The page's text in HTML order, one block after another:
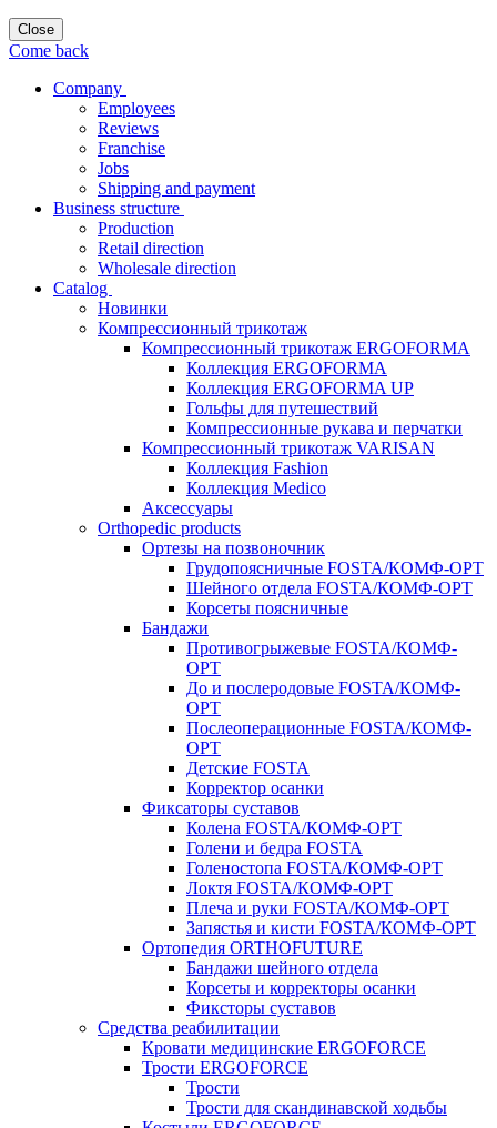
Close
Come back
Company
Employees
Reviews
Franchise
Jobs
Shipping and payment
Business structure
Production
Retail direction
Wholesale direction
Catalog
Новинки
Компрессионный трикотаж
Компрессионный трикотаж ERGOFORMA
Коллекция ERGOFORMA
Коллекция ERGOFORMA UP
Гольфы для путешествий
Компрессионные рукава и перчатки
Компрессионный трикотаж VARISAN
Коллекция Fashion
Коллекция Medico
Аксессуары
Orthopedic products
Ортезы на позвоночник
Грудопоясничные FOSTA/КОМФ-ОРТ
Шейного отдела FOSTA/КОМФ-ОРТ
Корсеты поясничные
Бандажи
Противогрыжевые FOSTA/КОМФ-
ОРТ
До и послеродовые FOSTA/КОМФ-
ОРТ
Послеоперационные FOSTA/КОМФ-
ОРТ
Детские FOSTA
Корректор осанки
Фиксаторы суставов
Колена FOSTA/КОМФ-ОРТ
Голени и бедра FOSTA
Голеностопа FOSTA/КОМФ-ОРТ
Локтя FOSTA/КОМФ-ОРТ
Плеча и руки FOSTA/КОМФ-ОРТ
Запястья и кисти FOSTA/КОМФ-ОРТ
Ортопедия ORTHOFUTURE
Бандажи шейного отдела
Корсеты и корректоры осанки
Фиксторы суставов
Средства реабилитации
Кровати медицинские ERGOFORCE
Трости ERGOFORCE
Трости
Трости для скандинавской ходьбы